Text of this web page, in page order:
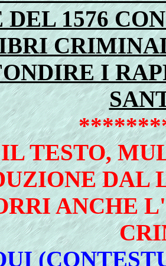
DEL 1576
I
TESTO,
DAL
ANCHE